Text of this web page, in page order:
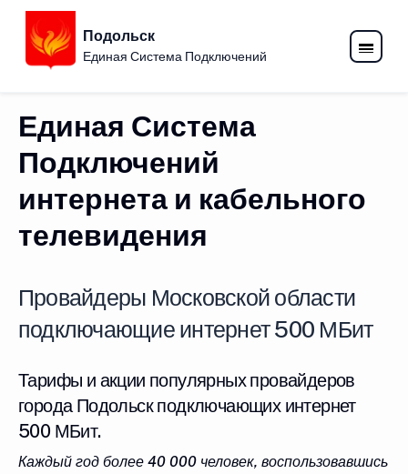
Подольск
Единая Система Подключений
Единая Система
Подключений
интернета и кабельного
телевидения
Провайдеры Московской области
подключающие интернет 500 МБит
Тарифы и акции популярных провайдеров
города Подольск подключающих интернет
500 МБит.
Каждый год более 40 000 человек, воспользовавшись